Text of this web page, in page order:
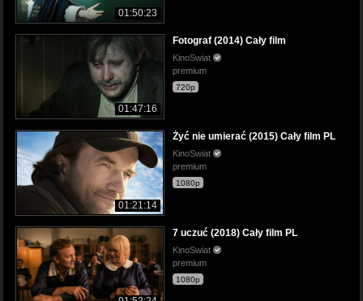
01:50:23
01:47:16
Fotograf (2014) Cały film
KinoSwiat
premium
720p
01:21:14
Żyć nie umierać (2015) Cały film PL
KinoSwiat
premium
1080p
7 uczuć (2018) Cały film PL
KinoSwiat
premium
1080p